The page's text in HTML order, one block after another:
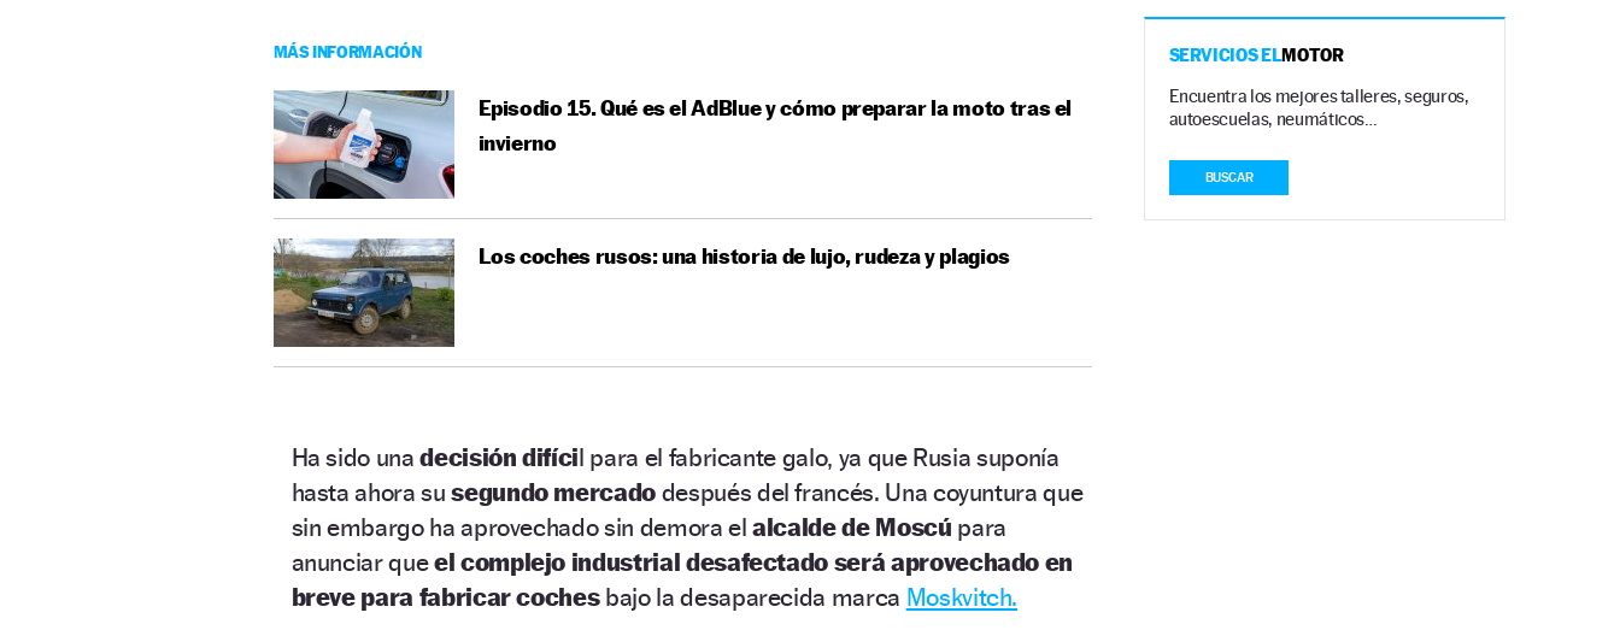
MÁS INFORMACIÓN
Episodio 15. Qué es el AdBlue y cómo preparar la moto tras el
invierno
Los coches rusos: una historia de lujo, rudeza y plagios
Ha sido unadecisión difícil para el fabricante galo, ya que Rusia suponía
hasta ahora susegundo mercado después del francés. Una coyuntura que
sin embargo ha aprovechado sin demora el alcalde de Moscú para
anunciar queel complejo industrial desafectado será aprovechado en
breve para fabricar cochesbajo la desaparecida marca Moskvitch.
SERVICIOS ELMOTOR
Encuentra los mejores talleres, seguros,
autoescuelas, neumáticos…
BUSCAR